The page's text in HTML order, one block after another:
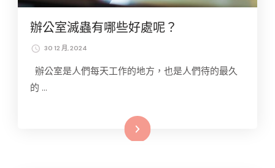
辦公室滅蟲有哪些好處呢？
30 12 月, 2024
辦公室是人們每天工作的地方，也是人們待的最久
的 …
Read More